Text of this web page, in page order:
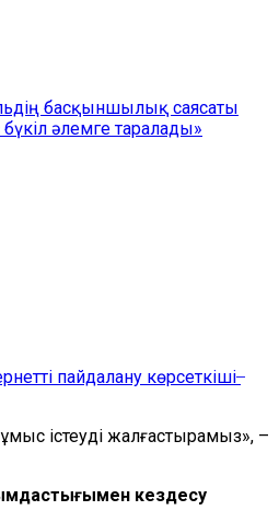
басқыншылық саясаты
әлемге таралады»
пайдалану көрсеткіші
істеуді жалғастырамыз», –
кездесу